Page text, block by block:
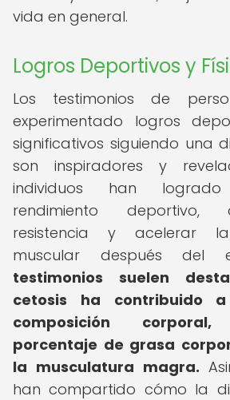
vida en general.
Logros Deportivos y
Los testimonios de
experimentado logros
significativos siguiendo una
son inspiradores y
individuos han
rendimiento deportivo,
resistencia y acelerar la
muscular después del
testimonios suelen
cetosis ha contribuido
composición
porcentaje de grasa
la musculatura magra.
han compartido cómo la